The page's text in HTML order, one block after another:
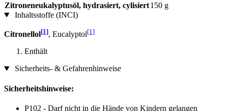
Zitroneneukalyptusöl, hydrasiert, cylisiert150 g
Inhaltsstoffe (INCI)
Citronellol[1], Eucalyptol[1]
Enthält
Sicherheits- & Gefahrenhinweise
Sicherheitshinweise:
P102 - Darf nicht in die Hände von Kindern gelangen